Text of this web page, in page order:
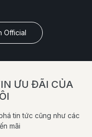
Official
ƯU ĐÃI CỦA
tin tức cũng như các
mãi